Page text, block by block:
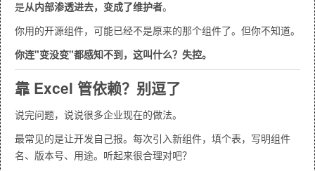
是从内部渗透进去，变成了维护者。
你用的开源组件，可能已经不是原来的那个组件了。但你不知道。
你连"变没变"都感知不到，这叫什么？失控。
靠 Excel 管依赖？别逗了
说完问题，说说很多企业现在的做法。
最常见的是让开发自己报。每次引入新组件，填个表，写明组件
名、版本号、用途。听起来很合理对吧？